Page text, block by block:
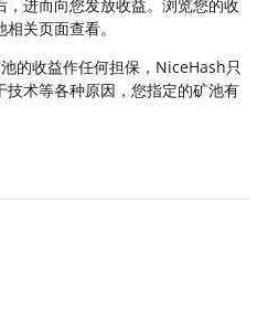
进而向您发放收益。浏览您的收
关页面查看。
的收益作任何担保，NiceHash只
术等各种原因，您指定的矿池有